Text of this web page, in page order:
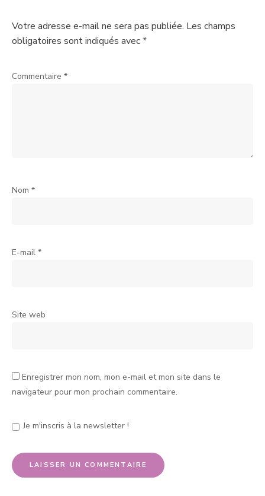
Votre adresse e-mail ne sera pas publiée. Les champs
obligatoires sont indiqués avec*
Commentaire *
Nom *
E-mail *
Site web
Enregistrer mon nom, mon e-mail et mon site dans le
navigateur pour mon prochain commentaire.
Je m'inscris à la newsletter !